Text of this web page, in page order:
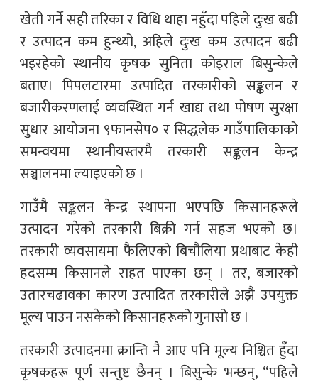
खेती गर्ने सही तरिका र विधि थाहा नहुँदा पहिले दुःख बढी
र उत्पादन कम हुन्थ्यो, अहिले दुःख कम उत्पादन बढी
भइरहेको स्थानीय कृषक सुनिता कोइराल बिसुन्केले
बताए। पिपलटारमा उत्पादित तरकारीको सङ्कलन र
बजारीकरणलाई व्यवस्थित गर्न खाद्य तथा पोषण सुरक्षा
सुधार आयोजना ९फानसेप० र सिद्धलेक गाउँपालिकाको
समन्वयमा स्थानीयस्तरमै तरकारी सङ्कलन केन्द्र
सञ्चालनमा ल्याइएको छ ।
गाउँमै सङ्कलन केन्द्र स्थापना भएपछि किसानहरूले
उत्पादन गरेको तरकारी बिक्री गर्न सहज भएको छ।
तरकारी व्यवसायमा फैलिएको बिचौलिया प्रथाबाट केही
हदसम्म किसानले राहत पाएका छन् । तर, बजारको
उतारचढावका कारण उत्पादित तरकारीले अझै उपयुक्त
मूल्य पाउन नसकेको किसानहरूको गुनासो छ ।
तरकारी उत्पादनमा क्रान्ति नै आए पनि मूल्य निश्चित हुँदा
कृषकहरू पूर्ण सन्तुष्ट छैनन् । बिसुन्के भन्छन्, “पहिले